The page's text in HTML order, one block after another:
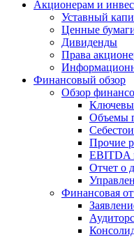
Акционерам и
Уставный
Ценные
Дивиденды
Права
Финансовый обзор
Обзор
Объемы
Прочие
EBITDA
Отчет о
Финансовая